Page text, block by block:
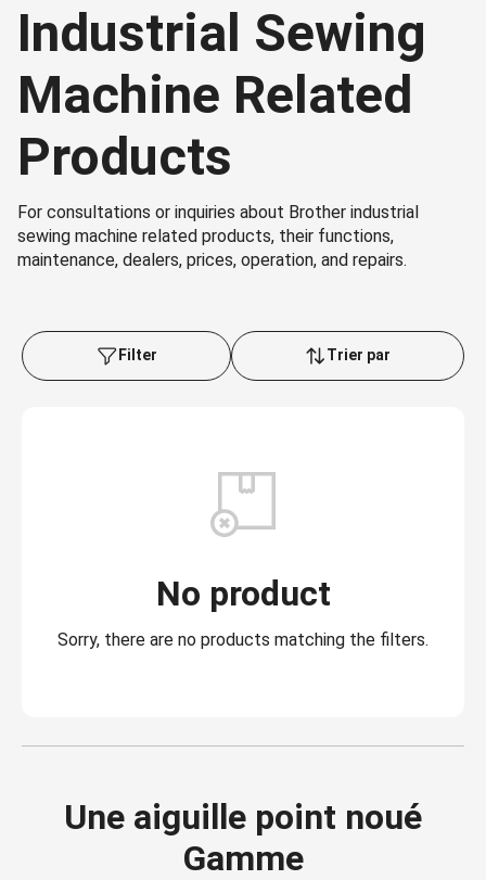
Industrial Sewing
Machine Related
Products
For consultations or inquiries about Brother industrial
sewing machine related products, their functions,
maintenance, dealers, prices, operation, and repairs.
Filter Trier par
No product
Sorry, there are no products matching the filters.
Une aiguille point noué
Gamme